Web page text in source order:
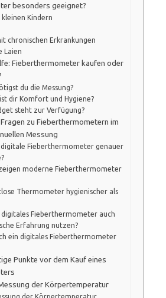
besonders geeignet?
Kindern
chronischen Erkrankungen
Laien
Fieberthermometer kaufen oder
du die Messung?
dir Komfort und Hygiene?
steht zur Verfügung?
zu Fieberthermometern im
Messung
digitale Fieberthermometer genauer
moderne Fieberthermometer
Thermometer hygienischer als
digitales Fieberthermometer auch
Erfahrung nutzen?
ein digitales Fieberthermometer
Punkte vor dem Kauf eines
der Körpertemperatur
der Körpertemperatur